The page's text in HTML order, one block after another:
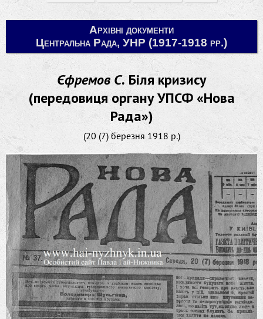
Архівні документи
Центральна Рада, УНР (1917-1918 рр.)
Єфремов С.Біля кризису
(передовиця органу УПСФ «Нова
Рада»)
(20 (7) березня 1918 р.)